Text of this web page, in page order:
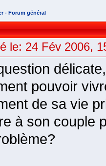
- Forum général
le: 24 Fév 2006,
délicate,
pouvoir
de sa vie
à son couple